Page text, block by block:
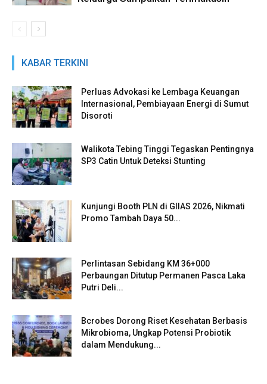
KABAR TERKINI
Perluas Advokasi ke Lembaga Keuangan
Internasional, Pembiayaan Energi di Sumut
Disoroti
Walikota Tebing Tinggi Tegaskan Pentingnya
SP3 Catin Untuk Deteksi Stunting
Kunjungi Booth PLN di GIIAS 2026, Nikmati
Promo Tambah Daya 50...
Perlintasan Sebidang KM 36+000
Perbaungan Ditutup Permanen Pasca Laka
Putri Deli...
Bcrobes Dorong Riset Kesehatan Berbasis
Mikrobioma, Ungkap Potensi Probiotik
dalam Mendukung...